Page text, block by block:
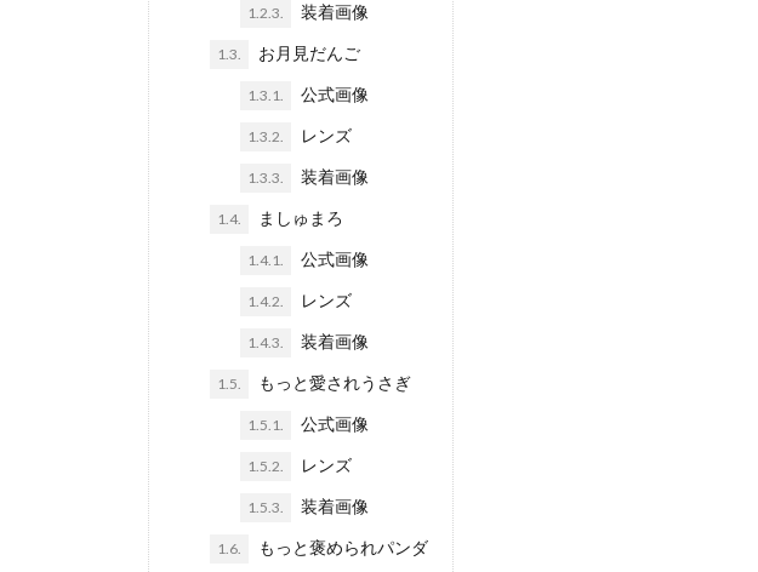
1.2.3. 装着画像
1.3. お月見だんご
1.3.1. 公式画像
1.3.2. レンズ
1.3.3. 装着画像
1.4. ましゅまろ
1.4.1. 公式画像
1.4.2. レンズ
1.4.3. 装着画像
1.5. もっと愛されうさぎ
1.5.1. 公式画像
1.5.2. レンズ
1.5.3. 装着画像
1.6. もっと褒められパンダ